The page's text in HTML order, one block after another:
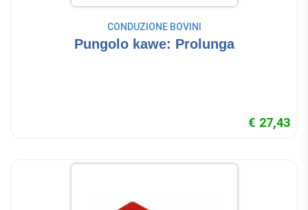
CONDUZIONE BOVINI
Pungolo kawe: Prolunga
€ 27,43